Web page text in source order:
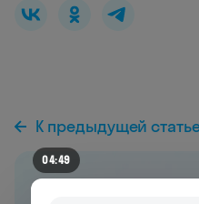
К предыдущей
04:43